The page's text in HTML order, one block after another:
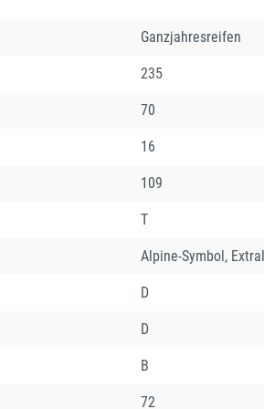
Ganzjahresreifen
235
70
16
109
T
Alpine-Symbol,
D
D
B
72